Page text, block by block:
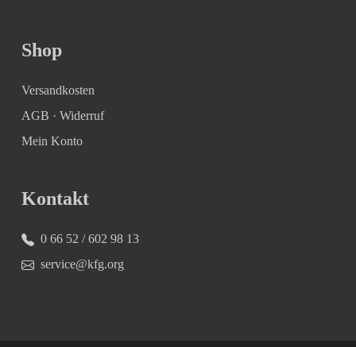
Shop
Versandkosten
AGB · Widerruf
Mein Konto
Kontakt
0 66 52 / 602 98 13
service@kfg.org